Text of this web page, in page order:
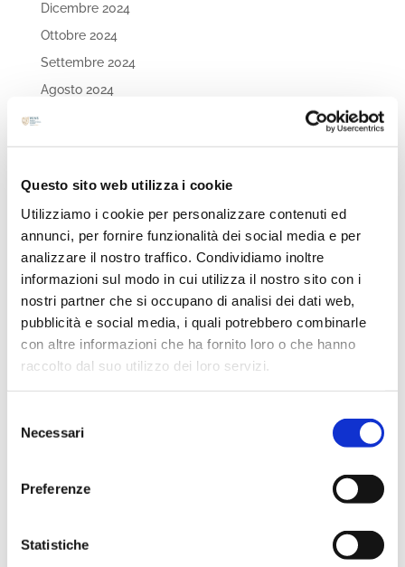
Questo sito web utilizza i cookie
Utilizziamo i cookie per personalizzare contenuti ed
annunci, per fornire funzionalità dei social media e per
analizzare il nostro traffico. Condividiamo inoltre
informazioni sul modo in cui utilizza il nostro sito con i
nostri partner che si occupano di analisi dei dati web,
pubblicità e social media, i quali potrebbero combinarle
con altre informazioni che ha fornito loro o che hanno
raccolto dal suo utilizzo dei loro servizi.
delNecessari
Preferenze
Statistiche
Dicembre 2024
Ottobre 2024
Settembre 2024
Agosto 2024
Maggio 2024
Dicembre 2023
Settembre 2023
Agosto 2023
Maggio 2023
Aprile 2023
Febbraio 2023
Novembre 2022
Settembre 2022